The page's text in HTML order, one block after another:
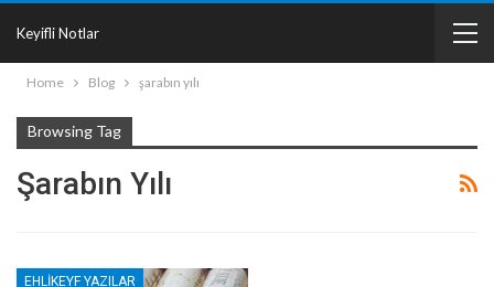
Keyifli Notlar
Home Blog şarabın yılı
Browsing Tag
Şarabın Yılı
EHLIKEYF YAZILAR